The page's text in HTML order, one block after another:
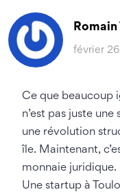
février
Ce que beaucoup
n’est pas juste
une révolution
île. Maintenant,
monnaie juridique.
Une startup à